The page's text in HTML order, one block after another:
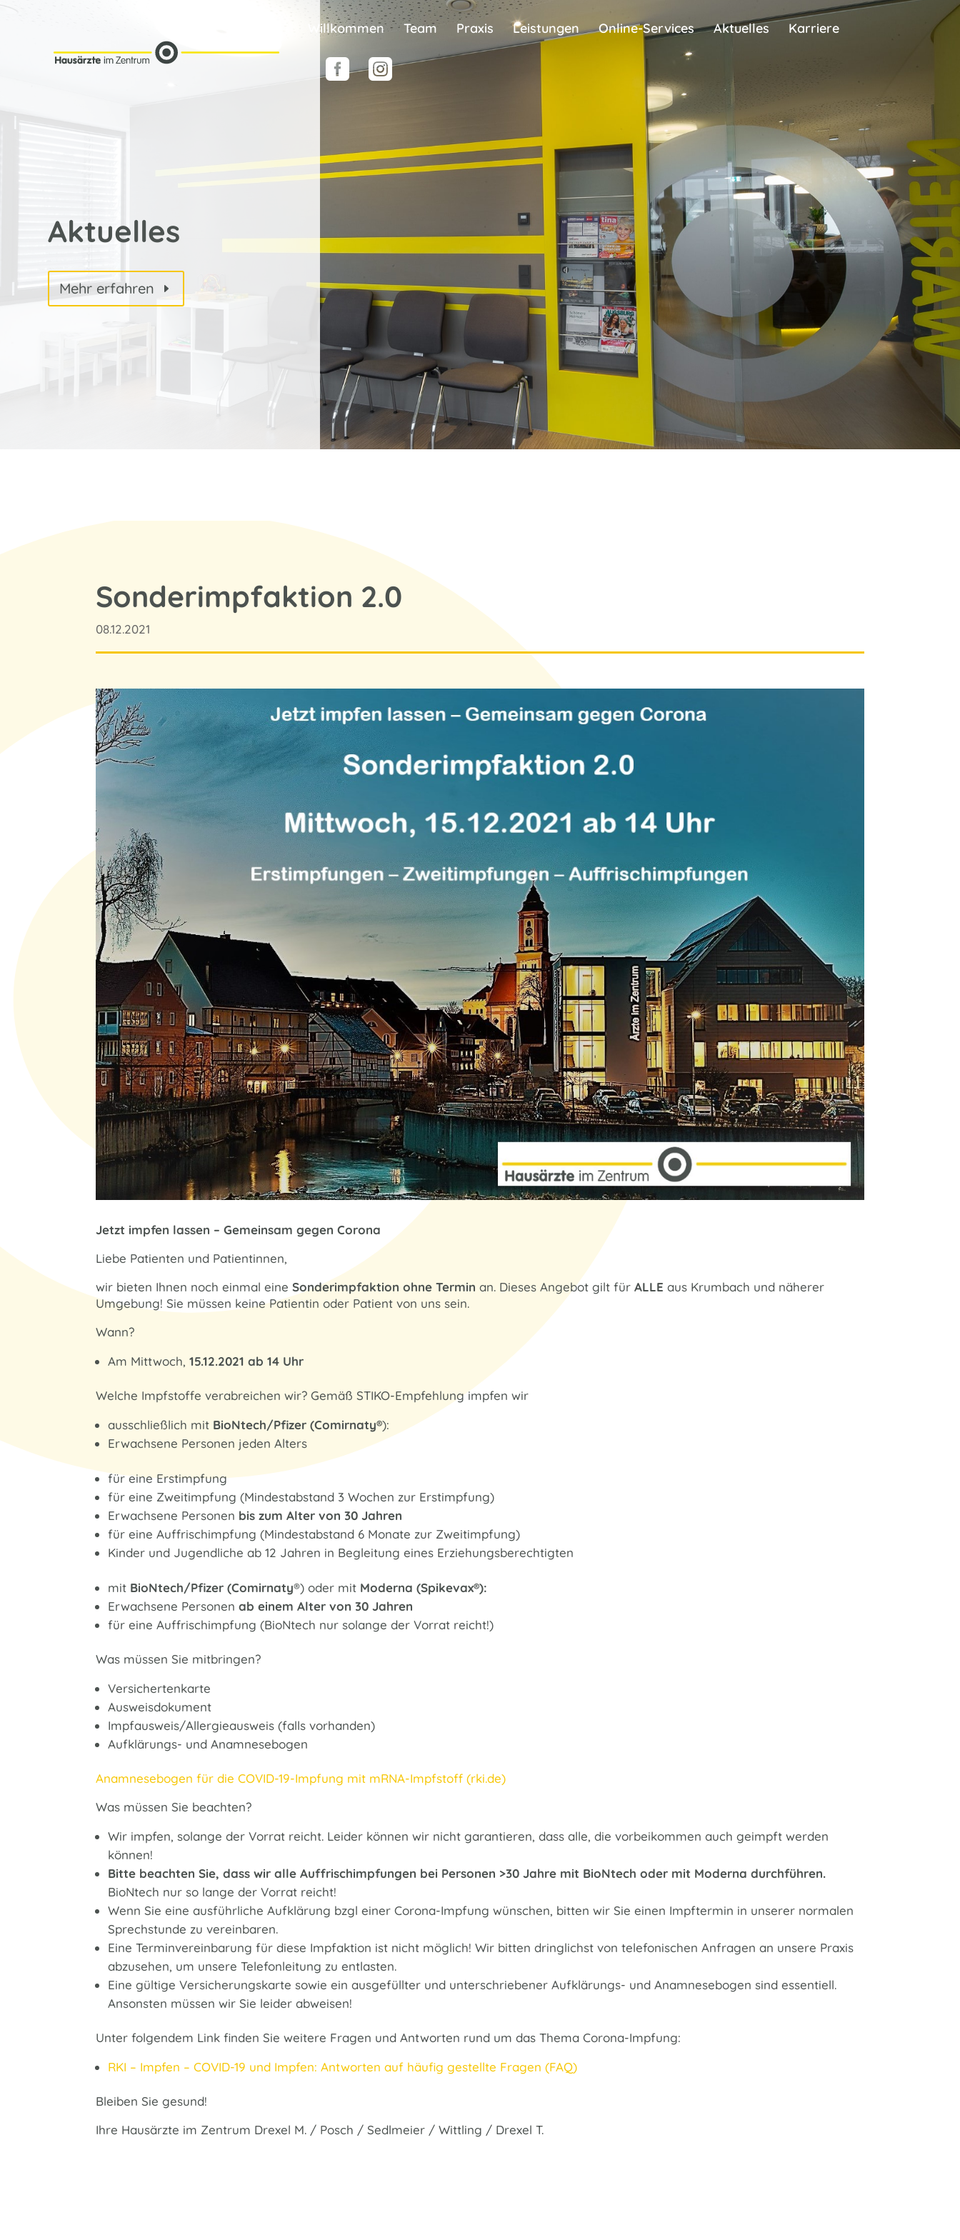
Willkommen Team Praxis Leistungen Online-Services Aktuelles Karriere
 
Aktuelles
Mehr erfahren
Sonderimpfaktion 2.0
08.12.2021
Jetzt impfen lassen – Gemeinsam gegen Corona
Liebe Patienten und Patientinnen,
wir bieten Ihnen noch einmal eineSonderimpfaktion ohne Termin an. Dieses Angebot gilt fürALLE aus Krumbach und näherer
Umgebung! Sie müssen keine Patientin oder Patient von uns sein.
Wann?
Am Mittwoch,15.12.2021 ab 14 Uhr
Welche Impfstoffe verabreichen wir? Gemäß STIKO-Empfehlung impfen wir
ausschließlich mit BioNtech/Pfizer (Comirnaty®):
Erwachsene Personen jeden Alters
für eine Erstimpfung
für eine Zweitimpfung (Mindestabstand 3 Wochen zur Erstimpfung)
Erwachsene Personen bis zum Alter von 30 Jahren
für eine Auffrischimpfung (Mindestabstand 6 Monate zur Zweitimpfung)
Kinder und Jugendliche ab 12 Jahren in Begleitung eines Erziehungsberechtigten
mit BioNtech/Pfizer (Comirnaty®) oder mit Moderna (Spikevax®):
Erwachsene Personenab einem Alter von 30 Jahren
für eine Auffrischimpfung (BioNtech nur solange der Vorrat reicht!)
Was müssen Sie mitbringen?
Versichertenkarte
Ausweisdokument
Impfausweis/Allergieausweis (falls vorhanden)
Aufklärungs- und Anamnesebogen
Anamnesebogen für die COVID-19-Impfung mit mRNA-Impfstoff (rki.de)
Was müssen Sie beachten?
Wir impfen, solange der Vorrat reicht. Leider können wir nicht garantieren, dass alle, die vorbeikommen auch geimpft werden
können!
Bitte beachten Sie, dass wir alle Auffrischimpfungen bei Personen >30 Jahre mit BioNtech oder mit Moderna durchführen.
BioNtech nur so lange der Vorrat reicht!
Wenn Sie eine ausführliche Aufklärung bzgl einer Corona-Impfung wünschen, bitten wir Sie einen Impftermin in unserer normalen
Sprechstunde zu vereinbaren.
Eine Terminvereinbarung für diese Impfaktion ist nicht möglich! Wir bitten dringlichst von telefonischen Anfragen an unsere Praxis
abzusehen, um unsere Telefonleitung zu entlasten.
Eine gültige Versicherungskarte sowie ein ausgefüllter und unterschriebener Aufklärungs- und Anamnesebogen sind essentiell.
Ansonsten müssen wir Sie leider abweisen!
Unter folgendem Link finden Sie weitere Fragen und Antworten rund um das Thema Corona-Impfung:
RKI – Impfen – COVID-19 und Impfen: Antworten auf häufig gestellte Fragen (FAQ)
Bleiben Sie gesund!
Ihre Hausärzte im Zentrum Drexel M. / Posch / Sedlmeier / Wittling / Drexel T.